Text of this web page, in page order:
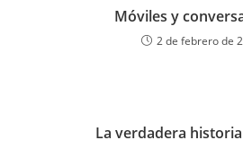
Móviles y
2 de febrero de
La verdadera